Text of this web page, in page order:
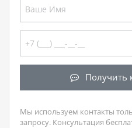
Получить
Мы используем контакты
запросу. Консультация